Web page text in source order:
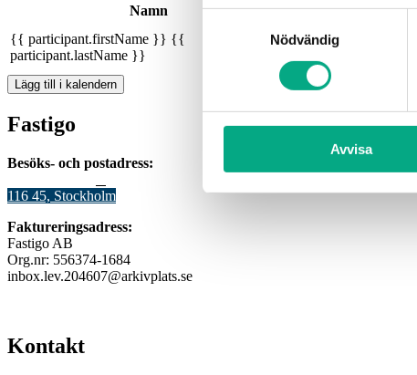
Nödvändig
Avvisa
Namn
E-post
{{ participant.firstName }} {{
participant.lastName }}
{{ participant.email
Lägg till i kalendern
Fastigo
Besöks- och postadress:
116 45, Stockholm
Faktureringsadress:
Fastigo AB
Org.nr: 556374-1684
inbox.lev.204607@arkivplats.se
Kontakt